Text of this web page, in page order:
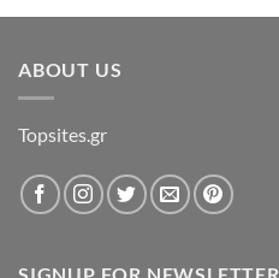
ABOUT US
Topsites.gr